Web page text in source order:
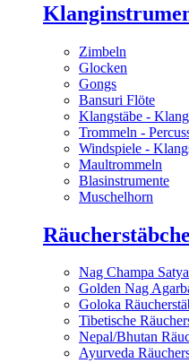
Zimbeln
Glocken
Gongs
Bansuri Flöte
Klangstäbe -
Trommeln -
Windspiele -
Maultrommeln
Blasinstrumente
Muschelhorn
Nag Champa Satya
Golden Nag
Goloka
Tibetische
Nepal/Bhutan
Ayurveda